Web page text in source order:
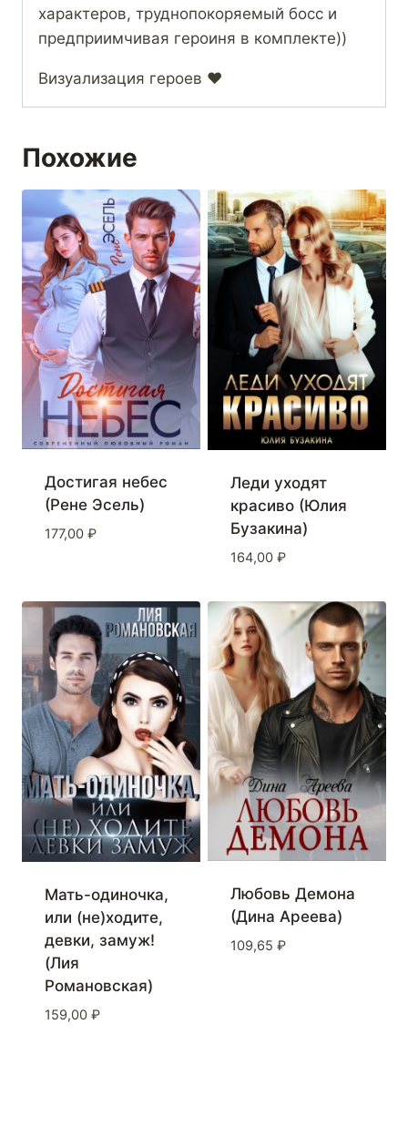
характеров, труднопокоряемый босс и
предприимчивая героиня в комплекте))
Визуализация героев ❤️
Похожие
Достигая небес
(Рене Эсель)
177,00 ₽
Леди уходят
красиво (Юлия
Бузакина)
164,00 ₽
Мать-одиночка,
или (не)ходите,
девки, замуж!
(Лия
Романовская)
159,00 ₽
Любовь Демона
(Дина Ареева)
109,65 ₽